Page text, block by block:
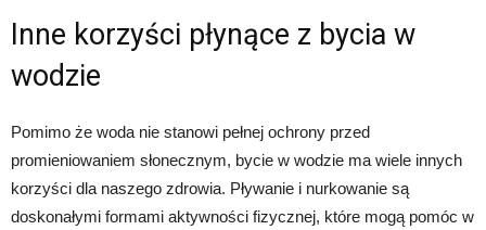
Inne korzyści płynące z bycia w
wodzie
Pomimo że woda nie stanowi pełnej ochrony przed
promieniowaniem słonecznym, bycie w wodzie ma wiele innych
korzyści dla naszego zdrowia. Pływanie i nurkowanie są
doskonałymi formami aktywności fizycznej, które mogą pomóc w